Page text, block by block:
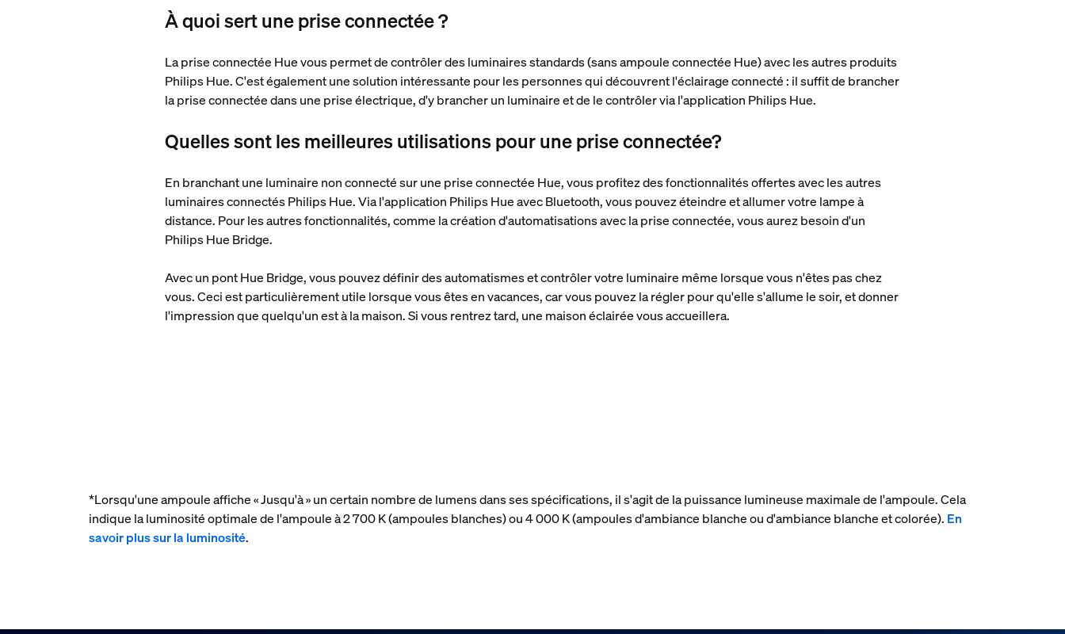
À quoi sert une prise connectée ?
La prise connectée Hue vous permet de contrôler des luminaires standards (sans ampoule connectée Hue) avec les autres produits
Philips Hue. C'est également une solution intéressante pour les personnes qui découvrent l'éclairage connecté : il suffit de brancher
la prise connectée dans une prise électrique, d'y brancher un luminaire et de le contrôler via l'application Philips Hue.
Quelles sont les meilleures utilisations pour une prise connectée?
En branchant une luminaire non connecté sur une prise connectée Hue, vous profitez des fonctionnalités offertes avec les autres
luminaires connectés Philips Hue. Via l'application Philips Hue avec Bluetooth, vous pouvez éteindre et allumer votre lampe à
distance. Pour les autres fonctionnalités, comme la création d'automatisations avec la prise connectée, vous aurez besoin d'un
Philips Hue Bridge.
Avec un pont Hue Bridge, vous pouvez définir des automatismes et contrôler votre luminaire même lorsque vous n'êtes pas chez
vous. Ceci est particulièrement utile lorsque vous êtes en vacances, car vous pouvez la régler pour qu'elle s'allume le soir, et donner
l'impression que quelqu'un est à la maison. Si vous rentrez tard, une maison éclairée vous accueillera.
*Lorsqu'une ampoule affiche « Jusqu'à » un certain nombre de lumens dans ses spécifications, il s'agit de la puissance lumineuse maximale de l'ampoule. Cela
indique la luminosité optimale de l'ampoule à 2 700 K (ampoules blanches) ou 4 000 K (ampoules d'ambiance blanche ou d'ambiance blanche et colorée). En
savoir plus sur la luminosité.